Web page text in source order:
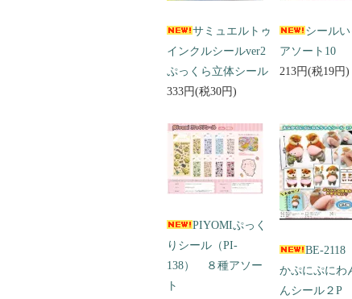
サミュエルトゥ
インクルシールver2
ぷっくら立体シール
333円(税30円)
シール
アソート10
213円(税19円)
PIYOMIぷっく
りシール（PI-
138） ８種アソー
ト
BE-
かぷにぷにわ
んシール２P